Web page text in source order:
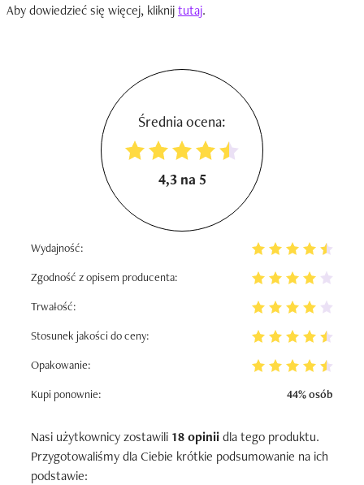
Aby dowiedzieć się więcej, kliknijtutaj.
Średnia ocena:
4,3 na 5
Wydajność:
Zgodność z opisem producenta:
Trwałość:
Stosunek jakości do ceny:
Opakowanie:
Kupi ponownie:
44% osób
Nasi użytkownicy zostawili 18 opiniidla tego produktu.
Przygotowaliśmy dla Ciebie krótkie podsumowanie na ich
podstawie: